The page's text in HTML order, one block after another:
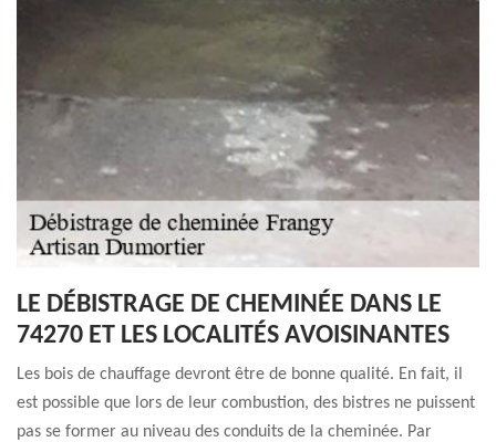
LE DÉBISTRAGE DE CHEMINÉE DANS LE
74270 ET LES LOCALITÉS AVOISINANTES
Les bois de chauffage devront être de bonne qualité. En fait, il
est possible que lors de leur combustion, des bistres ne puissent
pas se former au niveau des conduits de la cheminée. Par